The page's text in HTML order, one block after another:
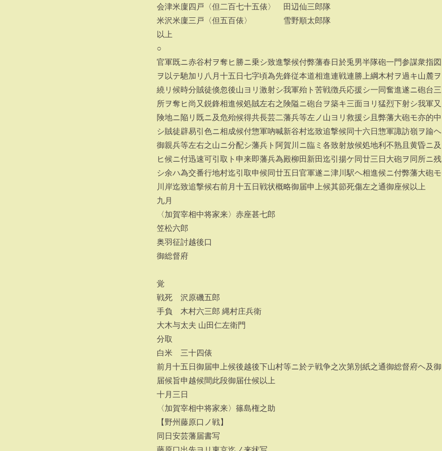
会津米廩四戸〈但二百七十五俵〉 田辺仙三郎隊
米沢米廩三戸〈但五百俵〉 雪野順太郎隊
以上
○
官軍既ニ赤谷村ヲ奪ヒ勝ニ乗シ致進撃候付弊藩春日於兎男半隊砲一門参謀衆指図
ヲ以テ馳加リ八月十五日七字頃為先鋒従本道相進連戦連勝上綱木村ヲ過キ山麓ヲ
繞リ候時分賊徒倏忽後山ヨリ激射シ我軍殆ト苦戦徴兵応援シ一同奮進遂ニ砲台三
所ヲ奪ヒ尚又鋭鋒相進候処賊左右之険隘ニ砲台ヲ築キ三面ヨリ猛烈下射シ我軍又
険地ニ陥リ既ニ及危殆候得共長芸二藩兵等左ノ山ヨリ救援シ且弊藩大砲モ亦的中
シ賊徒辟易引色ニ相成候付惣軍吶喊新谷村迄致追撃候同十六日惣軍諏訪嶺ヲ踰ヘ
御親兵等左右之山ニ分配シ藩兵ト阿賀川ニ臨ミ各致射放候処地利不熟且黄昏ニ及
ヒ候ニ付迅速可引取ト申来即藩兵為殿柳田新田迄引揚ケ同廿三日大砲ヲ同所ニ残
シ余ハ為交番行地村迄引取申候同廿五日官軍遂ニ津川駅ヘ相進候ニ付弊藩大砲モ
川岸迄致追撃候右前月十五日戦状概略御届申上候其節死傷左之通御座候以上
九月
〈加賀宰相中将家来〉赤座甚七郎
笠松六郎
奥羽征討越後口
御総督府
覚
戦死 沢原磯五郎
手負 木村六三郎 縄村庄兵衛
大木与太夫 山田仁左衛門
分取
白米 三十四俵
前月十五日御届申上候後越後下山村等ニ於テ戦争之次第別紙之通御総督府ヘ及御
届候旨申越候間此段御届仕候以上
十月三日
〈加賀宰相中将家来〉篠島権之助
【野州藤原口ノ戦】
同日安芸藩届書写